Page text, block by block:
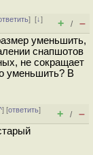
][↓]
+ / –
уменьшить,
снапшотов
не сокращает
уменьшить? В
] [ответить]
+ / –